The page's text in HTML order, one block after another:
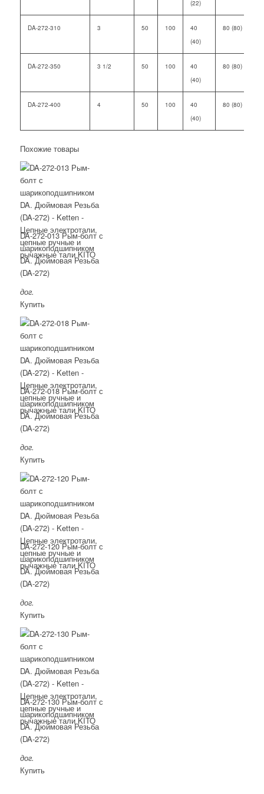
(22)
DA-272-310 3 50 100
40
(40)
80 (80)
DA-272-350 3 1/2 50 100
40
(40)
80 (80)
DA-272-400 4 50 100
40
(40)
80 (80)
Похожие товары
DA-272-013 Рым-болт с
шарикоподшипником
DA. Дюймовая Резьба
(DA-272)
дог.
Купить
DA-272-018 Рым-болт с
шарикоподшипником
DA. Дюймовая Резьба
(DA-272)
дог.
Купить
DA-272-120 Рым-болт с
шарикоподшипником
DA. Дюймовая Резьба
(DA-272)
дог.
Купить
DA-272-130 Рым-болт с
шарикоподшипником
DA. Дюймовая Резьба
(DA-272)
дог.
Купить